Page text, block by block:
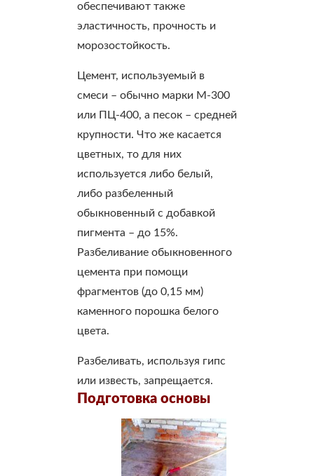
обеспечивают также
эластичность, прочность и
морозостойкость.
Цемент, используемый в
смеси – обычно марки М-300
или ПЦ-400, а песок – средней
крупности. Что же касается
цветных, то для них
используется либо белый,
либо разбеленный
обыкновенный с добавкой
пигмента – до 15%.
Разбеливание обыкновенного
цемента при помощи
фрагментов (до 0,15 мм)
каменного порошка белого
цвета.
Разбеливать, используя гипс
или известь, запрещается.
Подготовка основы